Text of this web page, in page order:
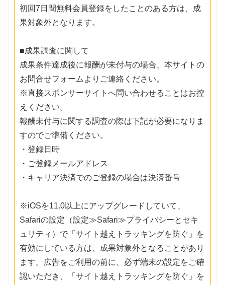
初回7日間無料会員登録をしたことのある方は、成
果対象外となります。
■成果調査に関して
成果条件達成後に報酬が未付与の場合、本サイトの
お問合せフォームよりご連絡ください。
※直接スポンサーサイトへ問い合わせることはお控
えください。
報酬未付与に関する調査の際は下記が必要になりま
すのでご準備ください。
・登録日時
・ご登録メールアドレス
・キャリア決済でのご登録の場合は決済番号
※iOSを11.0以上にアップグレードしていて、
Safariの設定（設定≫Safari≫プライバシーとセキ
ュリティ）で「サイト越えトラッキングを防ぐ」を
有効にしている方は、成果対象外となることがあり
ます。広告をご利用の前に、必ず端末の設定をご確
認いただき、「サイト越えトラッキングを防ぐ」を